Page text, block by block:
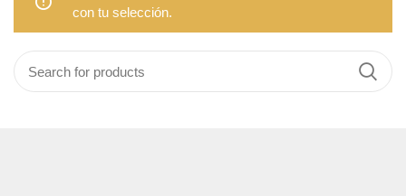
con tu selección.